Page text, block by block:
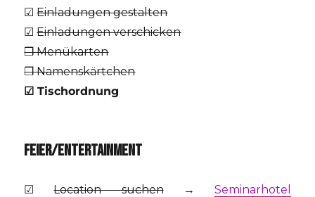
☑Einladungen gestalten
☑Einladungen verschicken
❒ Menükarten
❒ Namenskärtchen
☑ Tischordnung
FEIER/ENTERTAINMENT
☑Location suchen→ Seminarhotel